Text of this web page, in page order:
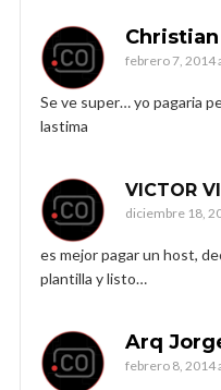
febrero 7, 2014
Se ve super… yo pagaria
lastima
VICTOR
diciembre 18,
es mejor pagar un host,
plantilla y listo…
Arq
febrero 8, 2014